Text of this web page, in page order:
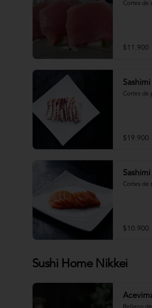
Cortes de
$11.900
Cortes de
$19.900
Cortes de
$10.900
Sushi Home Nikkei